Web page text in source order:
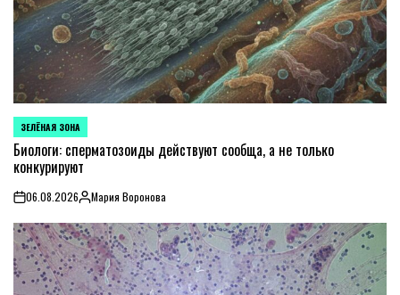
POSTED
IN
ЗЕЛЁНАЯ ЗОНА
Биологи: сперматозоиды действуют сообща, а не только
конкурируют
on06.08.2026PostedМария Воронова